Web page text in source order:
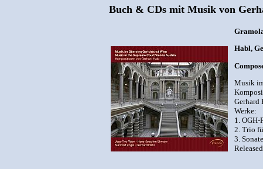
Buch & CDs mit Musik von
Habl,
Musik
Gerhard
Werke:
1.
2. Trio
3.